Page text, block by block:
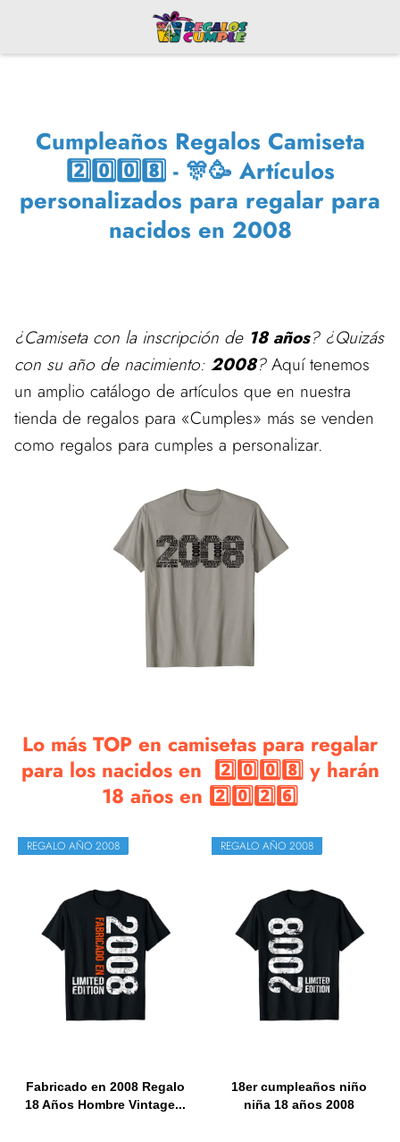
Cumpleaños Regalos Camiseta
2️⃣0️⃣0️⃣8️⃣ - 🎊🥳 Artículos
personalizados para regalar para
nacidos en 2008
¿Camiseta con la inscripción de 18 años? ¿Quizás
con su año de nacimiento: 2008?Aquí tenemos
un amplio catálogo de artículos que en nuestra
tienda de regalos para «Cumples» más se venden
como regalos para cumples a personalizar.
Lo más TOP en camisetas para regalar
para los nacidos en 2️⃣0️⃣0️⃣8️⃣ y harán
18 años en 2️⃣0️⃣2️⃣6️⃣
REGALO AÑO 2008
Fabricado en 2008 Regalo
18 Años Hombre Vintage...
REGALO AÑO 2008
18er cumpleaños niño
niña 18 años 2008